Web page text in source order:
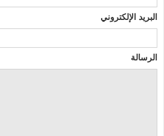
البريد الإلكتروني
الرسالة